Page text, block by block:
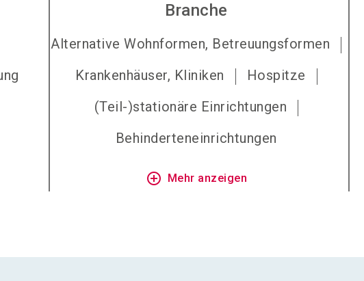
Branche
Alternative Wohnformen, Betreuungsformen
Krankenhäuser, Kliniken
Hospitze
(Teil-)stationäre Einrichtungen
Behinderteneinrichtungen
add_circle_outline Mehr anzeigen